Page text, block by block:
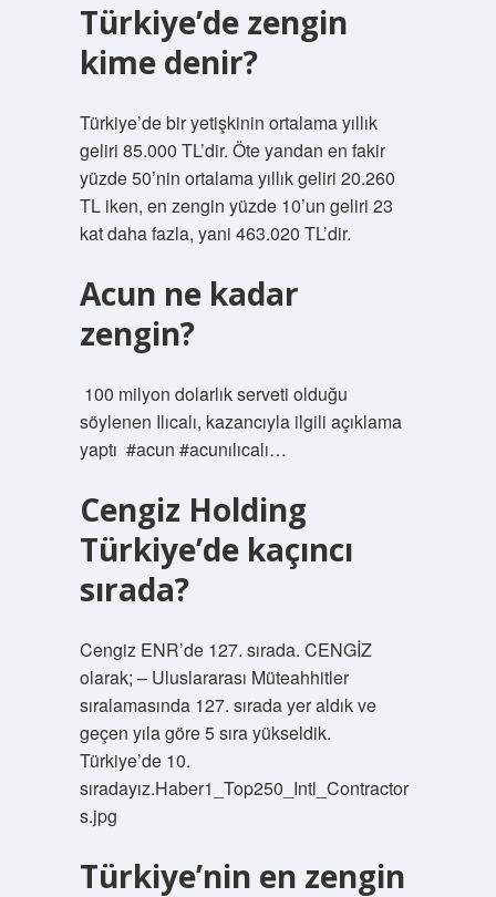
Türkiye’de zengin
kime denir?
Türkiye’de bir yetişkinin ortalama yıllık
geliri 85.000 TL’dir. Öte yandan en fakir
yüzde 50’nin ortalama yıllık geliri 20.260
TL iken, en zengin yüzde 10’un geliri 23
kat daha fazla, yani 463.020 TL’dir.
Acun ne kadar
zengin?
⁣ 100 milyon dolarlık serveti olduğu
söylenen Ilıcalı, kazancıyla ilgili açıklama
yaptı⁣ ⁣ #acun #acunılıcalı…
Cengiz Holding
Türkiye’de kaçıncı
sırada?
Cengiz ENR’de 127. sırada. CENGİZ
olarak; – Uluslararası Müteahhitler
sıralamasında 127. sırada yer aldık ve
geçen yıla göre 5 sıra yükseldik.
Türkiye’de 10.
sıradayız.Haber1_Top250_Intl_Contractor
s.jpg
Türkiye’nin en zengin